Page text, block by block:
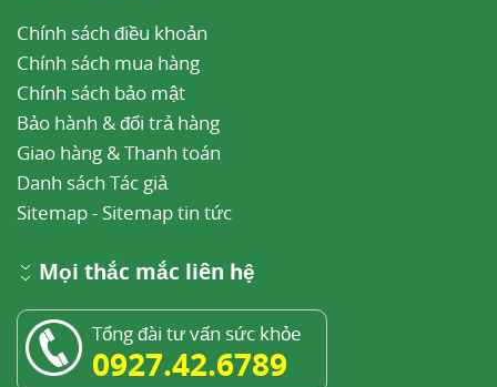
Chính sách điều khoản
Chính sách mua hàng
Chính sách bảo mật
Bảo hành & đổi trả hàng
Giao hàng & Thanh toán
Danh sách Tác giả
Sitemap- Sitemap tin tức
Mọi thắc mắc liên hệ
Tổng đài tư vấn sức khỏe
0927.42.6789